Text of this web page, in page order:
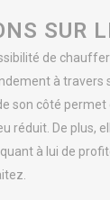
SUR
de
à travers
son côté
réduit. De plus,
à lui de